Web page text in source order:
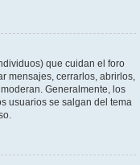
que cuidan el foro
mensajes, cerrarlos, abrirlos,
Generalmente, los
usuarios se salgan del tema